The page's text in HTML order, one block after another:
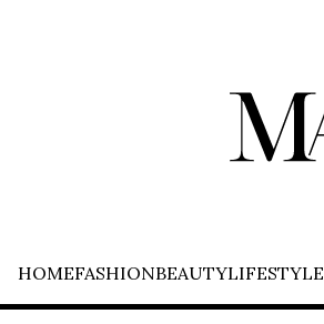
HOMEFASHIONBEAUTYLIFESTYLE